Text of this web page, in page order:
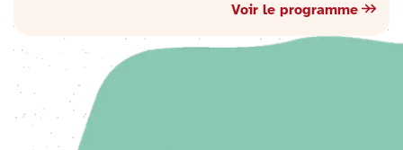
Voir le programme